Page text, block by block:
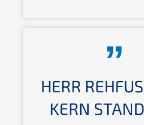
HERR
KERN